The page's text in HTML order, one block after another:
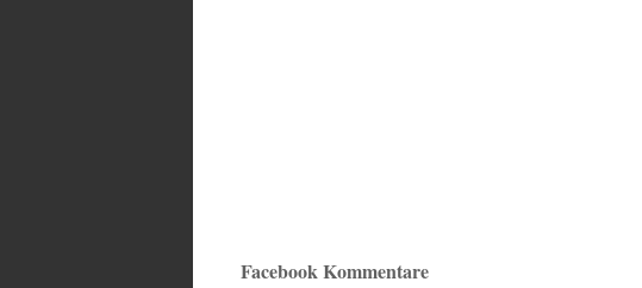
Facebook Kommentare